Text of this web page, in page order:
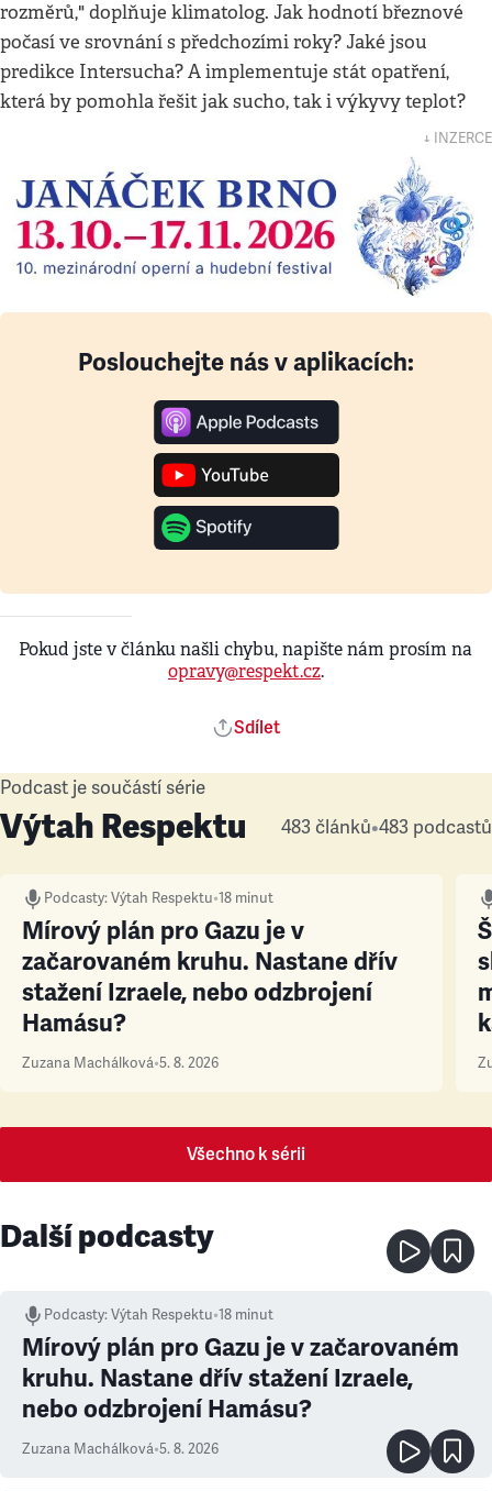
rozměrů," doplňuje klimatolog. Jak hodnotí březnové
počasí ve srovnání s předchozími roky? Jaké jsou
predikce Intersucha? A implementuje stát opatření,
která by pomohla řešit jak sucho, tak i výkyvy teplot?
↓ INZERCE
Poslouchejte nás v aplikacích:
Pokud jste v článku našli chybu, napište nám prosím na
opravy@respekt.cz.
Sdílet
Podcast je součástí série
Výtah Respektu 483 článků•483 podcastů
Podcasty:Výtah Respektu•18 minut
Mírový plán pro Gazu je v
začarovaném kruhu. Nastane dřív
stažení Izraele, nebo odzbrojení
Hamásu?
Zuzana Machálková•5. 8. 2026
Všechno k sérii
Další podcasty
Podcasty:Výtah Respektu•18 minut
Mírový plán pro Gazu je v začarovaném
kruhu. Nastane dřív stažení Izraele,
nebo odzbrojení Hamásu?
Zuzana Machálková•5. 8. 2026